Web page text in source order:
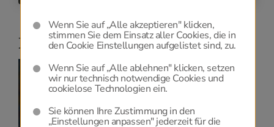
Niederlassungen
Wenn Sie auf „Alle akzeptieren" klicken,
stimmen Sie dem Einsatz aller Cookies, die in
den Cookie Einstellungen aufgelistet sind, zu.
Wenn Sie auf „Alle ablehnen" klicken, setzen
wir nur technisch notwendige Cookies und
cookielose Technologien ein.
Sie können Ihre Zustimmung in den
„Einstellungen anpassen" jederzeit für die